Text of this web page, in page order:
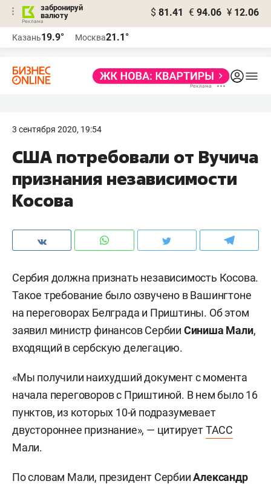
забронируй
валюту
$ 81.41 € 94.06 ¥ 12.06
Казань19.9° Москва21.1°
3 сентября 2020, 19:54
США потребовали от Вучича
признания независимости
Косова
Сербия должна признать независимость Косова.
Такое требование было озвучено в Вашингтоне
на переговорах Белграда и Приштины. Об этом
заявил министр финансов Сербии Синиша Мали,
входящий в сербскую делегацию.
«Мы получили наихудший документ с момента
начала переговоров с Приштиной. В нем было 16
пунктов, из которых 10-й подразумевает
двустороннее признание», — цитируетТАСС
Мали.
По словам Мали, президент СербииАлександр